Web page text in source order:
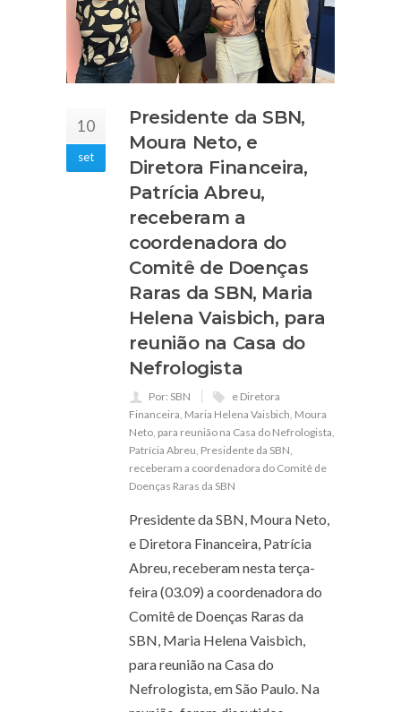
10
set
Presidente da SBN,
Moura Neto, e
Diretora Financeira,
Patrícia Abreu,
receberam a
coordenadora do
Comitê de Doenças
Raras da SBN, Maria
Helena Vaisbich, para
reunião na Casa do
Nefrologista
Por: SBN
e Diretora
Financeira, Maria Helena Vaisbich, Moura
Neto, para reunião na Casa do Nefrologista,
Patrícia Abreu, Presidente da SBN,
receberam a coordenadora do Comitê de
Doenças Raras da SBN
Presidente da SBN, Moura Neto,
e Diretora Financeira, Patrícia
Abreu, receberam nesta terça-
feira (03.09) a coordenadora do
Comitê de Doenças Raras da
SBN, Maria Helena Vaisbich,
para reunião na Casa do
Nefrologista, em São Paulo. Na